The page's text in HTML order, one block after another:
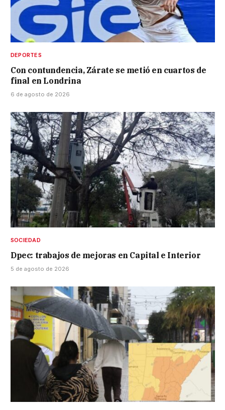
DEPORTES
Con contundencia, Zárate se metió en cuartos de
final en Londrina
6 de agosto de 2026
SOCIEDAD
Dpec: trabajos de mejoras en Capital e Interior
5 de agosto de 2026